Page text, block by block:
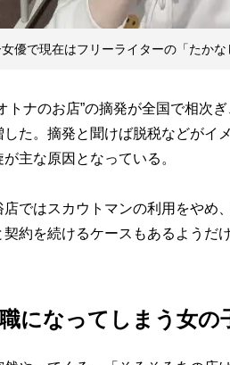
優で現在はフリーライターの「たかな
ナのお店”の摘発が全国で相次
た。摘発と聞けば脱税などがイ
主な原因となっている。
ではスカウトマンの利用をやめ
約を続けるケースもあるようだ
になってしまう女の